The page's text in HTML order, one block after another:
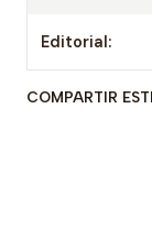
Editorial:
COMPARTIR